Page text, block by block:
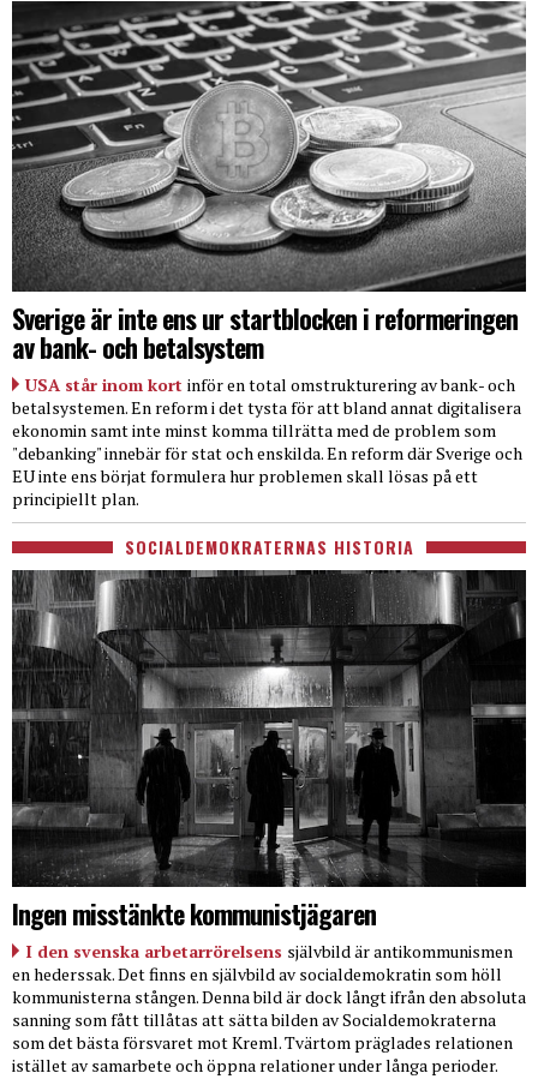
Sverige är inte ens ur startblocken i reformeringen
av bank- och betalsystem
USA står inom kort inför en total omstrukturering av bank- och
betalsystemen. En reform i det tysta för att bland annat digitalisera
ekonomin samt inte minst komma tillrätta med de problem som
"debanking" innebär för stat och enskilda. En reform där Sverige och
EU inte ens börjat formulera hur problemen skall lösas på ett
principiellt plan.
SOCIALDEMOKRATERNAS HISTORIA
Ingen misstänkte kommunistjägaren
I den svenska arbetarrörelsens självbild är antikommunismen
en hederssak. Det finns en självbild av socialdemokratin som höll
kommunisterna stången. Denna bild är dock långt ifrån den absoluta
sanning som fått tillåtas att sätta bilden av Socialdemokraterna
som det bästa försvaret mot Kreml. Tvärtom präglades relationen
istället av samarbete och öppna relationer under långa perioder.